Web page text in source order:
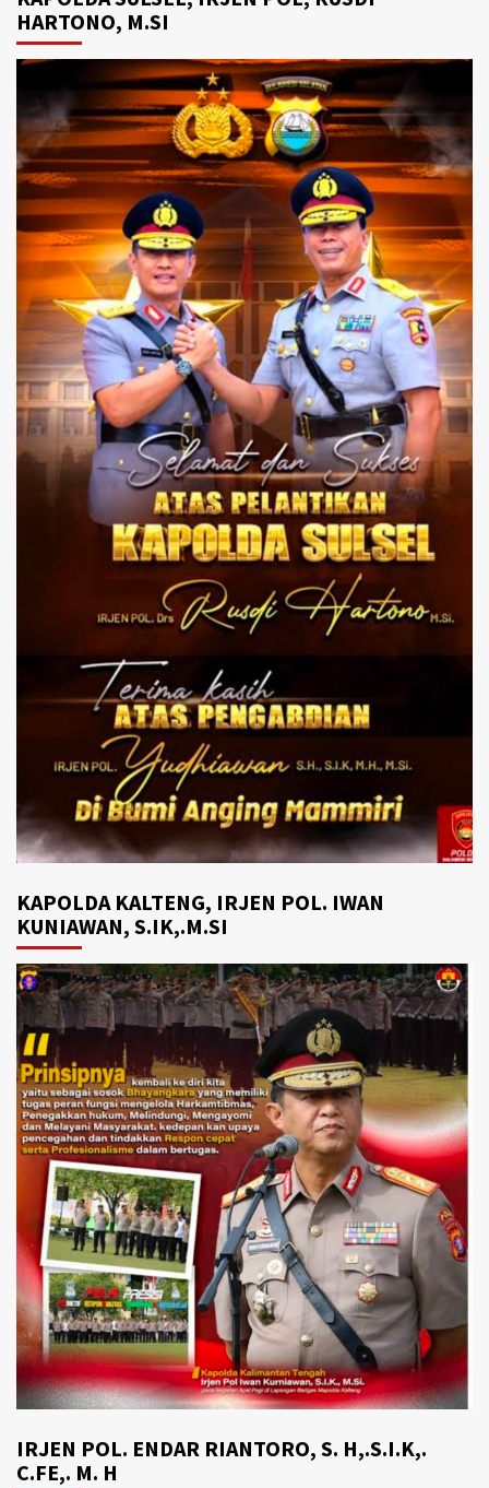
HARTONO, M.SI
KAPOLDA KALTENG, IRJEN POL. IWAN
KUNIAWAN, S.IK,.M.SI
IRJEN POL. ENDAR RIANTORO, S. H,.S.I.K,.
C.FE,. M. H